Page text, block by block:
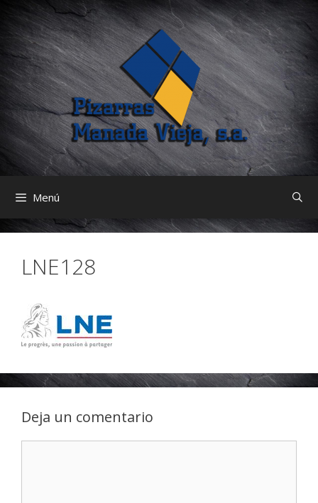
Saltar
contenido
Menú
LNE128
Deja un comentario